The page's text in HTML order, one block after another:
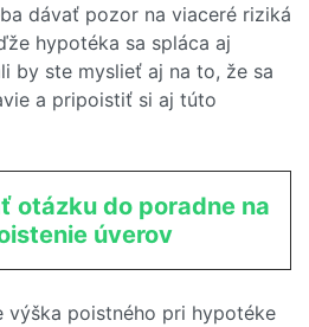
dávať pozor na viaceré riziká
hypotéka sa spláca aj
by ste myslieť aj na to, že sa
a pripoistiť si aj túto
otázku do poradne na
úverov
výška poistného pri hypotéke